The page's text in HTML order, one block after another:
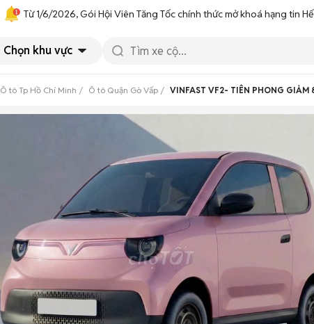
Từ 1/6/2026, Gói Hội Viên Tăng Tốc chính thức mở khoá hạng tin
Chọn khu vực
Ô tô Tp Hồ Chí Minh Ô tô Quận Gò Vấp VINFAST VF2- TIÊN PHONG GIẢM